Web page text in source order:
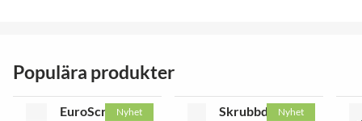
Populära produkter
Nyhet
EuroScrubby Nyhet
Skrubbduken